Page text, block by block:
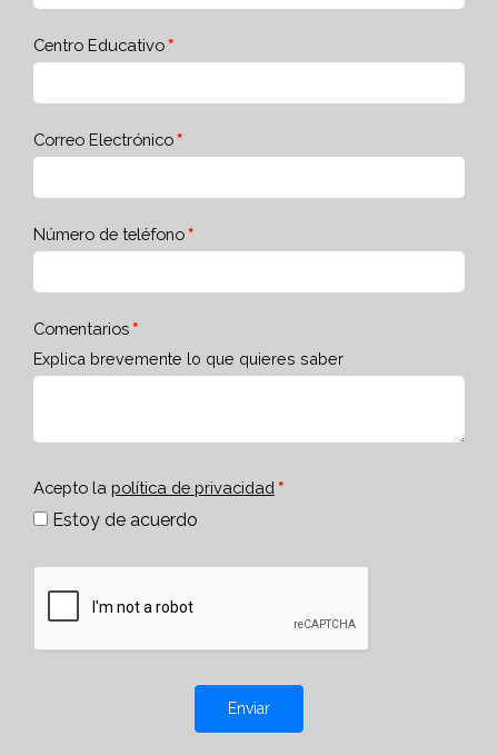
Centro Educativo
Correo Electrónico
Número de teléfono
Comentarios
Explica brevemente lo que quieres saber
Acepto la política de privacidad
Estoy de acuerdo
Enviar